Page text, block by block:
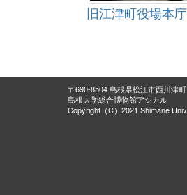
旧江津町役場本
〒690-8504 島根県松江市西川津
島根大学総合博物館アシカル
Copyright（C）2021 Shimane